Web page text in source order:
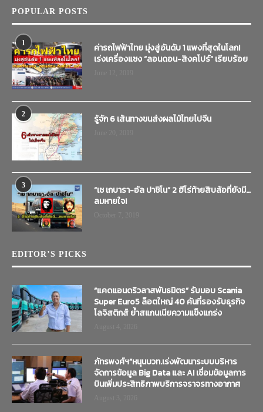
POPULAR POSTS
1
ค่ารถไฟฟ้าไทย มุ่งสู่อันดับ 1 แพงที่สุดในโลก!
เร่งเครื่องแซง “ลอนดอน-สิงคโปร์” เรียบร้อย
2 รู้จัก 6 เส้นทางขนส่งผลไม้ไทยไปจีน
3
“เช เกบารา-อัล ปาชิโน” 2 ฮีโร่ท้ายสิบล้อที่ยังมี…
ลมหายใจ!
EDITOR’S PICKS
“แคดแอนดริวลาสพันธมิตร” รับมอบ Scania
Super Euro5 ล็อตใหญ่ 40 คันที่รองรับธุรกิจ
โลจิสติกส์ ย้ำสแกนเนียความแข็งแกร่ง
ภัทรพงศ์ฯ”หนุนบวท.เร่งพัฒนาระบบบริหาร
จัดการข้อมูล Big Data และ AI เชื่อมข้อมูลการ
บินเพิ่มประสิทธิภาพบริการจราจรทางอากาศ